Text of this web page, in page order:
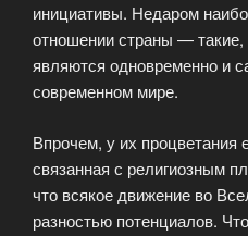
инициативы. Недаром
отношении страны —
являются одновременно и
современном мире.
Впрочем, у их процветания
связанная с религиозным
что всякое движение во
разностью потенциалов.